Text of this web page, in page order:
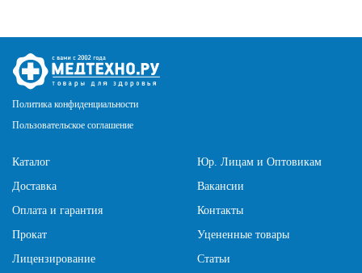
Политика конфиденциальности
Пользовательское соглашение
Каталог
Доставка
Оплата и гарантия
Прокат
Лицензирование
Юр. Лицам и Оптовикам
Вакансии
Контакты
Уцененные товары
Статьи